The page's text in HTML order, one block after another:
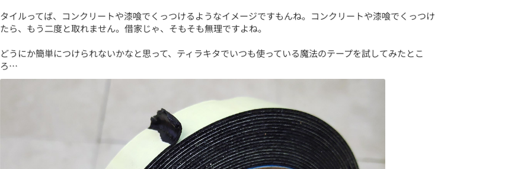
タイルってば、コンクリートや漆喰でくっつけるようなイメージですもんね。コンクリートや漆喰でくっつけ
たら、もう二度と取れません。借家じゃ、そもそも無理ですよね。
どうにか簡単につけられないかなと思って、ティラキタでいつも使っている魔法のテープを試してみたとこ
ろ…